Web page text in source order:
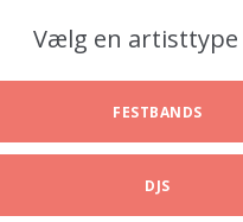
Vælg en
FESTBANDS
DJS